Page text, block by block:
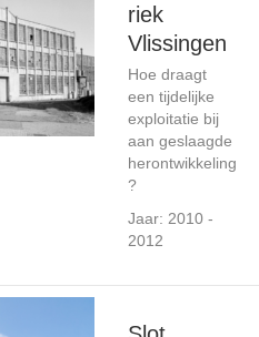
riek
Vlissingen
Hoe draagt
een tijdelijke
exploitatie bij
aan geslaagde
herontwikkeling
?
Jaar: 2010 -
2012